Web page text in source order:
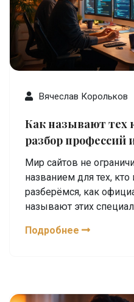
Вячеслав Корольков
Как называют тех
разбор профессий
Мир сайтов не
названием для тех, кто
разберёмся, как
называют этих
Поделимся полезными
отличить
Подробнее